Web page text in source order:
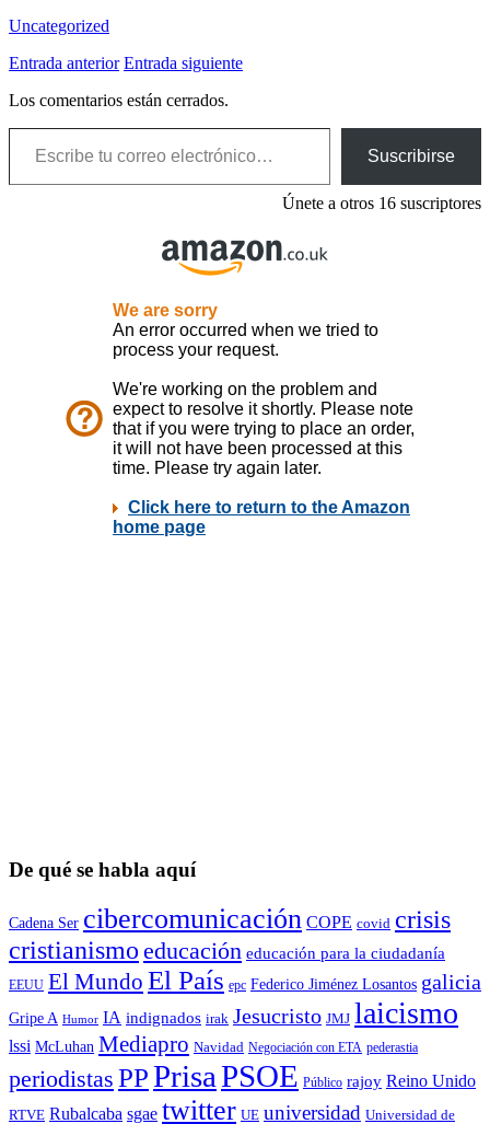
Uncategorized
Entrada anterior Entrada siguiente
Los comentarios están cerrados.
Escribe tu correo electrónico…
Suscribirse
Únete a otros 16 suscriptores
De qué se habla aquí
Cadena Ser cibercomunicación COPE covid crisis
cristianismo educación educación para la ciudadaní­a
EEUU El Mundo El País epc Federico Jiménez Losantos galicia
Gripe A Humor IA indignados irak Jesucristo JMJ laicismo
lssi McLuhan Mediapro Navidad Negociación con ETA pederastia
periodistas PPPrisaPSOE Público rajoy Reino Unido
RTVE Rubalcaba sgae twitter UE universidad Universidad de